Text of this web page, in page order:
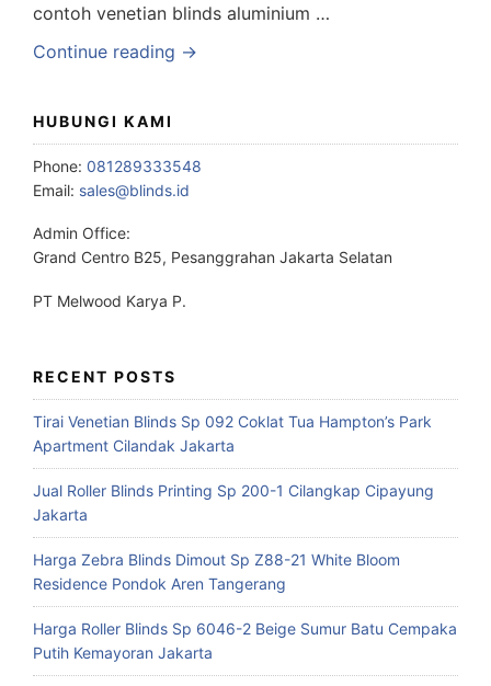
contoh venetian blinds aluminium …
Continue reading →
HUBUNGI KAMI
Phone: 081289333548
Email: sales@blinds.id
Admin Office:
Grand Centro B25, Pesanggrahan Jakarta Selatan
PT Melwood Karya P.
RECENT POSTS
Tirai Venetian Blinds Sp 092 Coklat Tua Hampton’s Park
Apartment Cilandak Jakarta
Jual Roller Blinds Printing Sp 200-1 Cilangkap Cipayung
Jakarta
Harga Zebra Blinds Dimout Sp Z88-21 White Bloom
Residence Pondok Aren Tangerang
Harga Roller Blinds Sp 6046-2 Beige Sumur Batu Cempaka
Putih Kemayoran Jakarta